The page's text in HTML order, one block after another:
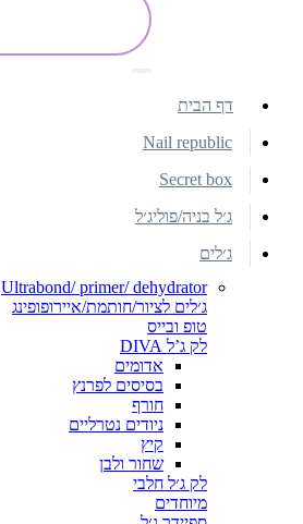
דף הבית
Nail republic
Secret box
ג׳ל בניה/פוליג׳ל
ג׳לים
Ultrabond/ primer/ dehydrator
ג׳לים לציור/חותמת/איירופופינג
טופ ובייס
לק ג’ל DIVA
אדומים
בסיסים לפרנץ
חורף
ניודים נטרליים
קיץ
שחור ולבן
לק ג׳ל חלבי
מיוחדים